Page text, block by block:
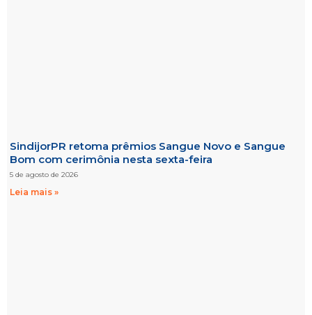
SindijorPR retoma prêmios Sangue Novo e Sangue
Bom com cerimônia nesta sexta-feira
5 de agosto de 2026
Leia mais »